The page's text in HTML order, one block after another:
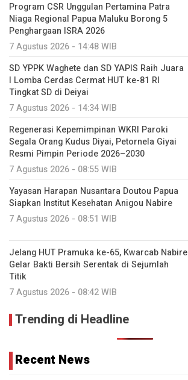
Program CSR Unggulan Pertamina Patra
Niaga Regional Papua Maluku Borong 5
Penghargaan ISRA 2026
7 Agustus 2026 - 14:48 WIB
SD YPPK Waghete dan SD YAPIS Raih Juara
I Lomba Cerdas Cermat HUT ke-81 RI
Tingkat SD di Deiyai
7 Agustus 2026 - 14:34 WIB
Regenerasi Kepemimpinan WKRI Paroki
Segala Orang Kudus Diyai, Petornela Giyai
Resmi Pimpin Periode 2026–2030
7 Agustus 2026 - 08:55 WIB
Yayasan Harapan Nusantara Doutou Papua
Siapkan Institut Kesehatan Anigou Nabire
7 Agustus 2026 - 08:51 WIB
Jelang HUT Pramuka ke-65, Kwarcab Nabire
Gelar Bakti Bersih Serentak di Sejumlah
Titik
7 Agustus 2026 - 08:42 WIB
Trending di Headline
Recent News